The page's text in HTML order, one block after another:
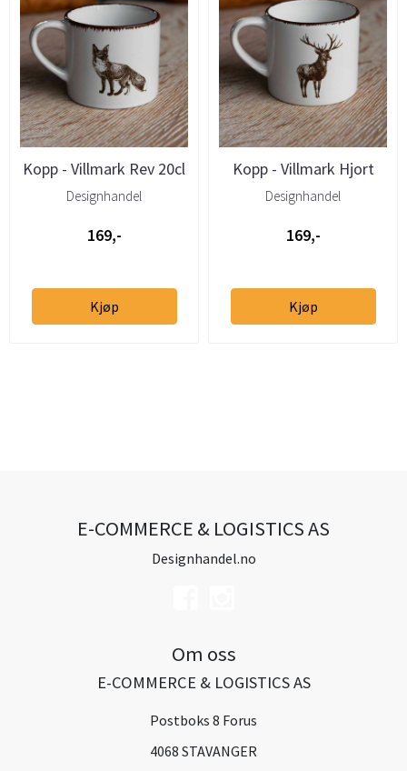
Kopp - Villmark Rev 20cl
Designhandel
169,-
Kjøp
Kopp - Villmark Hjort
20cl
Designhandel
169,-
Kjøp
E-COMMERCE & LOGISTICS AS
Designhandel.no
Om oss
E-COMMERCE & LOGISTICS AS
Postboks 8 Forus
4068 STAVANGER